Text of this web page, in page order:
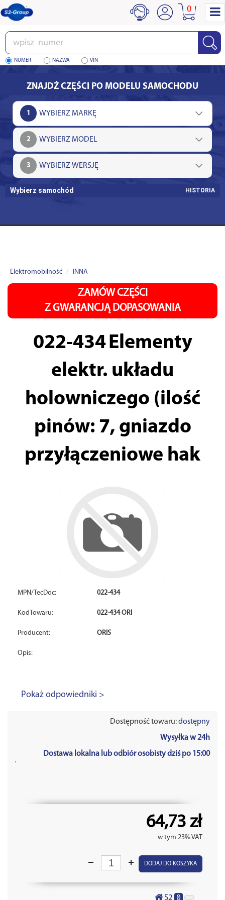
Wpisz
numer
NUMER NAZWA VIN
0
ZNAJDŹ CZĘŚCI PO MODELU SAMOCHODU
1
2
3
Wybierz samochód HISTORIA
Elektromobilność INNA
ZAMÓW CZĘŚCI
Z GWARANCJĄ DOPASOWANIA
022-434Elementy
elektr. układu
holowniczego (ilość
pinów: 7, gniazdo
przyłączeniowe hak
MPN/TecDoc: 022-434
KodTowaru: 022-434 ORI
Producent: ORIS
Opis:
Pokaż odpowiedniki >
Dostępność towaru:dostępny
Wysyłka w 24h
Dostawa lokalna lub odbiór osobisty dziś po 15:00
'
64,73 zł
w tym 23% VAT
DODAJ DO KOSZYKA
S2 0